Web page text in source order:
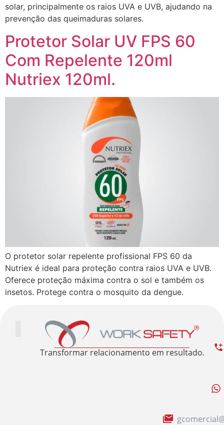
solar, principalmente os raios UVA e UVB, ajudando na
prevenção das queimaduras solares.
Protetor Solar UV FPS 60
Com Repelente 120ml
Nutriex 120ml.
O protetor solar repelente profissional FPS 60 da
Nutriex é ideal para proteção contra raios UVA e UVB.
Oferece proteção máxima contra o sol e também os
insetos. Protege contra o mosquito da dengue.
Transformar relacionamento em resultado.